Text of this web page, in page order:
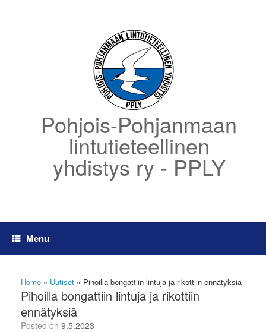
Pohjois-Pohjanmaan
lintutieteellinen
yhdistys ry - PPLY
Menu
Home » Uutiset » Pihoilla bongattiin lintuja ja rikottiin ennätyksiä
Pihoilla bongattiin lintuja ja rikottiin
ennätyksiä
Posted on 9.5.2023